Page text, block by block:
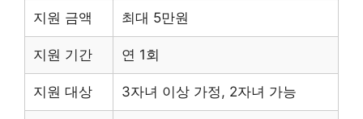
지원 금액 최대 5만원
지원 기간 연 1회
지원 대상 3자녀 이상 가정, 2자녀 가능